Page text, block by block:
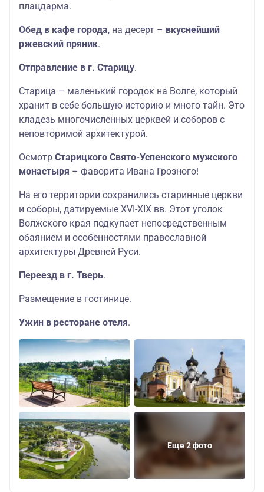
плацдарма.
Обед в кафе города, на десерт – вкуснейший
ржевский пряник.
Отправление в г. Старицу.
Старица – маленький городок на Волге, который
хранит в себе большую историю и много тайн. Это
кладезь многочисленных церквей и соборов с
неповторимой архитектурой.
Осмотр Старицкого Свято-Успенского мужского
монастыря – фаворита Ивана Грозного!
На его территории сохранились старинные церкви
и соборы, датируемые XVI-XIX вв. Этот уголок
Волжского края подкупает непосредственным
обаянием и особенностями православной
архитектуры Древней Руси.
Переезд в г. Тверь.
Размещение в гостинице.
Ужин в ресторане отеля.
Еще 2 фото